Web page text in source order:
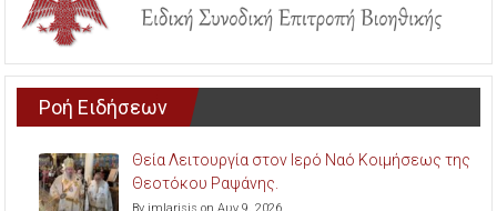
Ροή Ειδήσεων
Θεία Λειτουργία στον Ιερό Ναό Κοιμήσεως της
Θεοτόκου Ραψάνης.
By imlarisis on Αυγ 9, 2026